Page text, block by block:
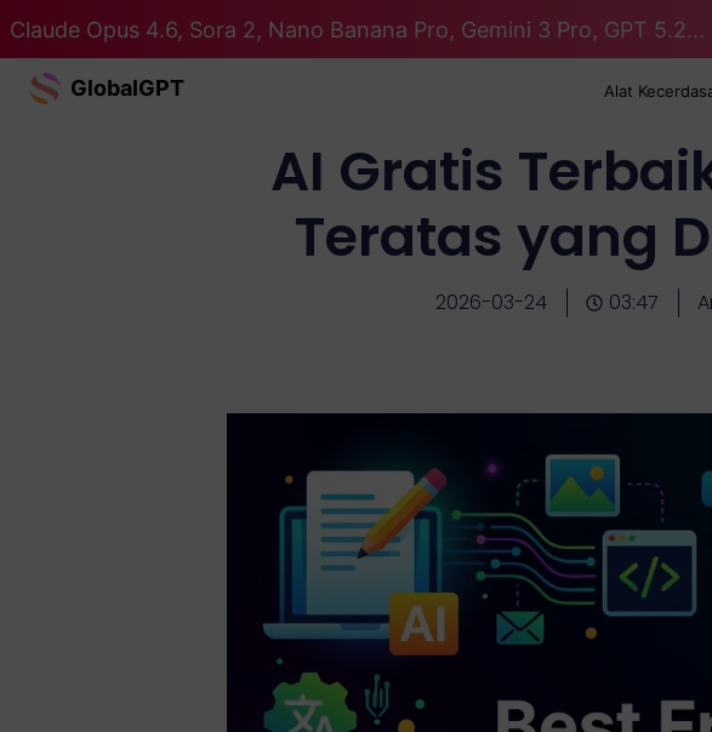
Claude Opus 4.6, Sora 2, Nano Banana Pro, Gemini 3 Pro, GPT
GlobalGPT Alat
AI Gratis
Teratas yang
2026-03-24 03:47